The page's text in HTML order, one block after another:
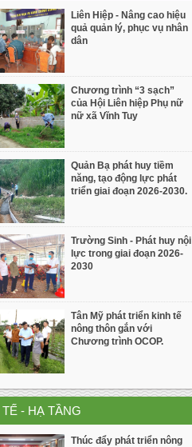
Liên Hiệp - Nâng cao hiệu
quả quản lý, phục vụ nhân
dân
Chương trình “3 sạch”
của Hội Liên hiệp Phụ nữ
nữ xã Vĩnh Tuy
Quản Bạ phát huy tiềm
năng, tạo động lực phát
triển giai đoạn 2026-2030.
Trường Sinh - Phát huy nội
lực trong giai đoạn 2026-
2030
Tân Mỹ phát triển kinh tế
nông thôn gắn với
Chương trình OCOP.
- HẠ TẦNG
Thúc đẩy phát triển nông